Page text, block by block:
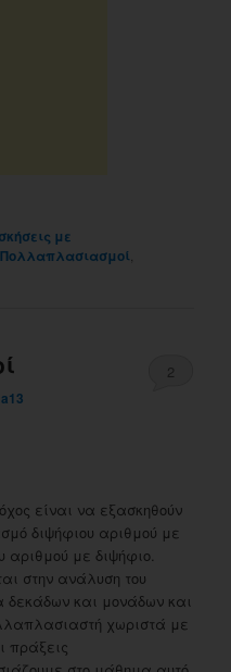
με
,Πολλαπλασιασμοί
2
είναι να εξασκηθούν
διψήφιου αριθμού με
με διψήφιο.
στην ανάλυση του
δεκάδων και μονάδων και
χωριστά με
πράξεις